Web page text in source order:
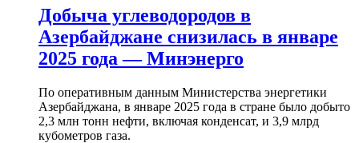
Добыча углеводородов в
Азербайджане снизилась в январе
2025 года — Минэнерго
По оперативным данным Министерства энергетики
Азербайджана, в январе 2025 года в стране было добыто
2,3 млн тонн нефти, включая конденсат, и 3,9 млрд
кубометров газа.